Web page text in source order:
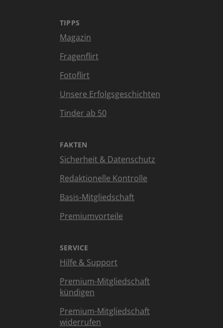
TIPPS
Magazin
Fragenflirt
Fotoflirt
Unsere Erfolgsgeschichten
Tinder ab 50
FAKTEN
Sicherheit & Datenschutz
Redaktionelle Kontrolle
Basis-Mitgliedschaft
Premiumvorteile
SERVICE
Hilfe & Support
Premium-Mitgliedschaft
kündigen
Premium-Mitgliedschaft
widerrufen